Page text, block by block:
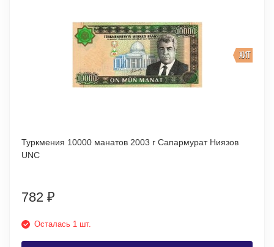
ХИТ
Туркмения 10000 манатов 2003 г Сапармурат Ниязов
UNC
782 ₽
Осталась 1 шт.